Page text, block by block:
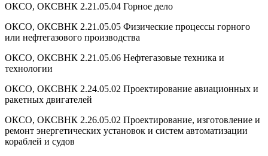
ОКСО, ОКСВНК 2.21.05.04 Горное дело
ОКСО, ОКСВНК 2.21.05.05 Физические процессы горного
или нефтегазового производства
ОКСО, ОКСВНК 2.21.05.06 Нефтегазовые техника и
технологии
ОКСО, ОКСВНК 2.24.05.02 Проектирование авиационных и
ракетных двигателей
ОКСО, ОКСВНК 2.26.05.02 Проектирование, изготовление и
ремонт энергетических установок и систем автоматизации
кораблей и судов